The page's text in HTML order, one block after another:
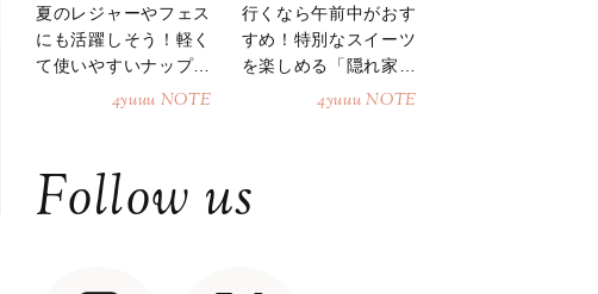
夏のレジャーやフェス
にも活躍しそう！軽く
て使いやすいナップサ
4yuuu NOTE
行くなら午前中がおす
すめ！特別なスイーツ
を楽しめる「隠れ家カ
4yuuu NOTE
Follow us